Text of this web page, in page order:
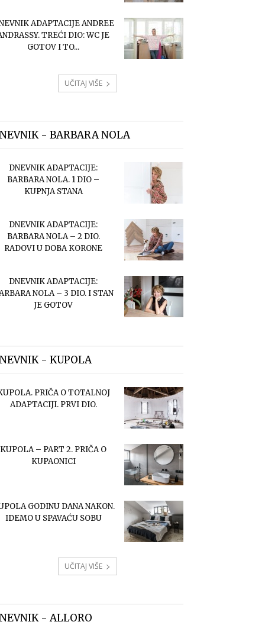
ADAPTACIJE ANDREE
TREĆI DIO: WC JE
GOTOV I TO...
UČITAJ VIŠE
- BARBARA NOLA
DNEVNIK ADAPTACIJE:
BARBARA NOLA. 1 DIO –
KUPNJA STANA
DNEVNIK ADAPTACIJE:
BARBARA NOLA – 2 DIO.
RADOVI U DOBA KORONE
DNEVNIK ADAPTACIJE:
NOLA – 3 DIO. I STAN
JE GOTOV
- KUPOLA
PRIČA O TOTALNOJ
ADAPTACIJI. PRVI DIO.
KUPOLA – PART 2. PRIČA O
KUPAONICI
GODINU DANA NAKON.
IDEMO U SPAVAĆU SOBU
UČITAJ VIŠE
- ALLORO